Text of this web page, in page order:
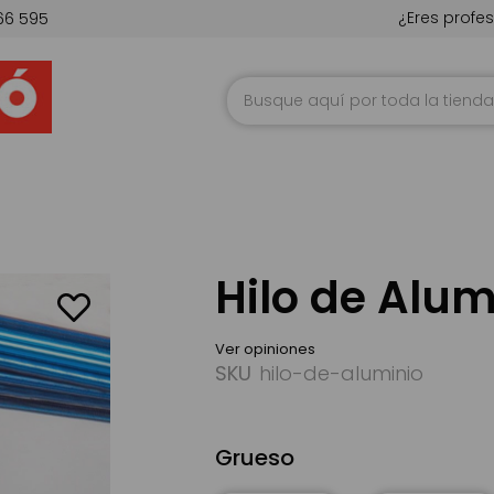
595 ¿Eres
Hilo de
Ver opiniones
SKU hilo-de-aluminio
Grueso